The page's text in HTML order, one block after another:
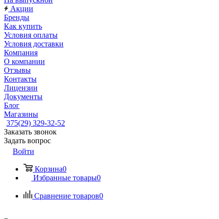
Акции
Бренды
Как купить
Условия оплаты
Условия доставки
Компания
О компании
Отзывы
Контакты
Лицензии
Документы
Блог
Магазины
375(29) 329-32-52
Заказать звонок
Задать вопрос
Войти
Корзина0
Избранные товары0
Сравнение товаров0